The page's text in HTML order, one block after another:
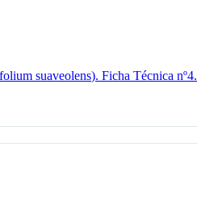
suaveolens). Ficha Técnica nº4.